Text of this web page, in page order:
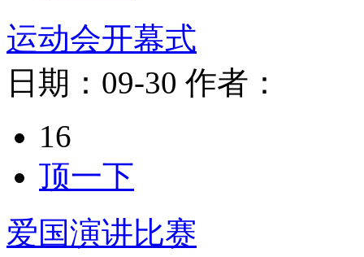
运动会开幕式
日期： 09-30 作者：
16
顶一下
爱国演讲比赛